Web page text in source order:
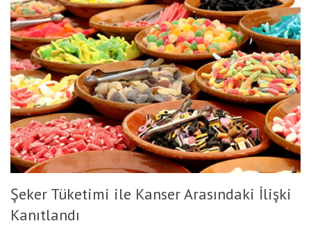
Şeker Tüketimi ile Kanser Arasındaki İlişki
Kanıtlandı